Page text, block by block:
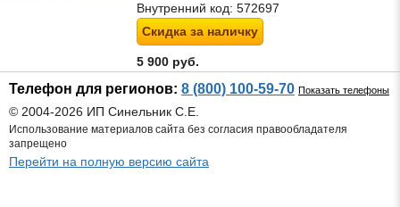
Внутренний код: 572697
Скидка за наличку
5 900 руб.
Телефон для регионов: 8 (800) 100-59-70 Показать телефоны
© 2004-2026 ИП Синельник С.Е.
Использование материалов сайта без согласия правообладателя
запрещено
Перейти на полную версию сайта